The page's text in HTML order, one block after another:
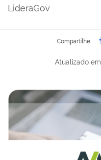
LideraGov
Compartilhe:
Atualizado em